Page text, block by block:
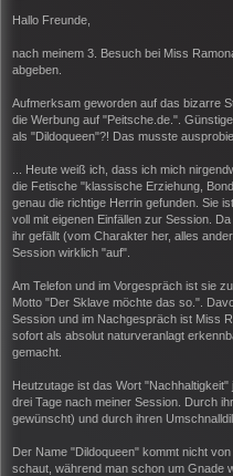
i
a
g
Hallo Freunde,
nach meinem 3. Besuch bei Miss
abgeben.
Aufmerksam geworden auf das bizarre
die Werbung auf "Peitsche.de.".
als "Dildoqueen"?! Das musste
... Heute weiß ich, dass ich mich
die Fetische "klassische Erziehung,
genau die richtige Herrin gefunden. Sie
voll mit eigenen Einfällen zur Session.
ihr gefällt (vom Charakter her, alles
Session wirklich "auf".
Am Telefon und im Vorgespräch ist sie
Motto "Der Sklave möchte das so.".
Session und im Nachgespräch ist Miss
sofort als absolut naturveranlagt
gemacht.
Heutzutage ist das Wort
drei Tage nach meiner Session. Durch
gewünscht) und durch ihren
Der Name "Dildoqueen" kommt nicht
schaut, während man schon um Gnade